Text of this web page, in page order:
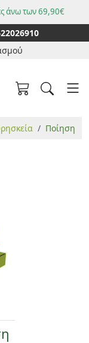
άνω των 69,90€
Ποίηση